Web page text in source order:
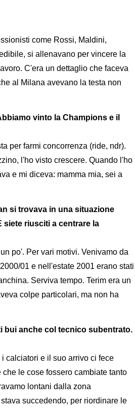
come Rossi, Maldini,
si allenavano per vincere la
C'era un dettaglio che faceva
al Milana avevano la testa non
vinto la Champions e il
per farmi concorrenza (ride, ndr).
l'ho visto crescere. Quando l'ho
e mi diceva: mamma mia, sei a
si trovava in una situazione
siete riusciti a centrare la
po'. Per vari motivi. Venivamo da
01 e nell'estate 2001 erano stati
Serviva tempo. Terim era un
colpe particolari, ma non ha
bui anche col tecnico subentrato.
calciatori e il suo arrivo ci fece
le cose fossero cambiate tanto
lontani dalla zona
succedendo, per riordinare le